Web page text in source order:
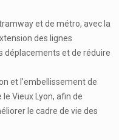
et de métro, avec la
des lignes
déplacements et de réduire
et l’embellissement de
Vieux Lyon, afin de
le cadre de vie des